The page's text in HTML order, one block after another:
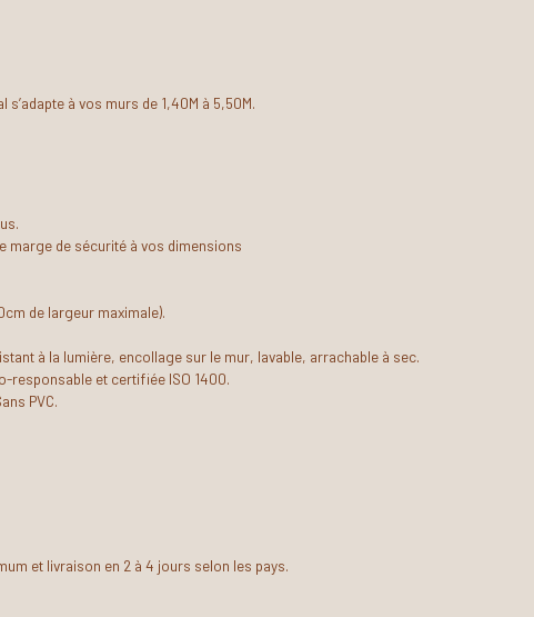
à vos murs de 1,40M à 5,50M.
marge de sécurité à vos dimensions
de largeur maximale).
à la lumière, encollage sur le mur, lavable, arrachable à sec.
responsable et certifiée ISO 1400.
PVC.
et livraison en 2 à 4 jours selon les pays.